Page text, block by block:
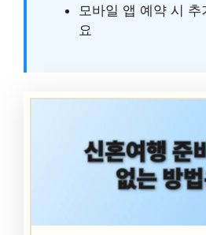
모바일 앱 예약 시 추
요